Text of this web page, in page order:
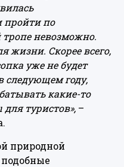
пройти по
невозможно.
жизни. Скорее всего,
уже не будет
следующем году,
какие-то
туристов», –
природной